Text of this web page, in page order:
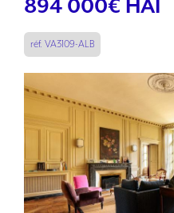
894 000€ HAI
réf. VA3109-ALB